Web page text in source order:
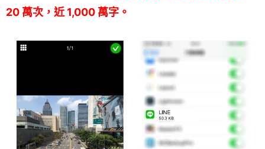
20 萬次，近 1,000 萬字。